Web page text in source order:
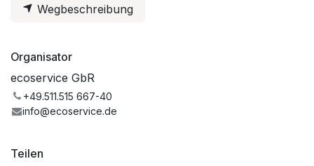
Wegbeschreibung
Organisator
ecoservice GbR
+49.511.515 667-40
info@ecoservice.de
Teilen